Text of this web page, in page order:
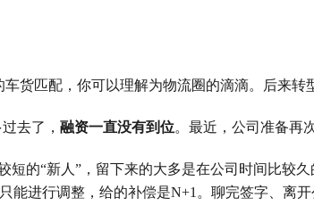
货匹配，你可以理解为物流圈的滴滴。后来转
去了， 融资一直没有到位。最近，公司准备
的“新人”，留下来的大多是在公司时间比较久
进行调整，给的补偿是N+1。聊完签字、离